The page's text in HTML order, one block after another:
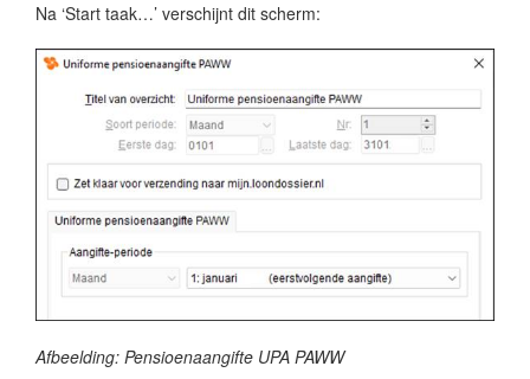
Na ‘Start taak…’ verschijnt dit scherm:
Afbeelding: Pensioenaangifte UPA PAWW